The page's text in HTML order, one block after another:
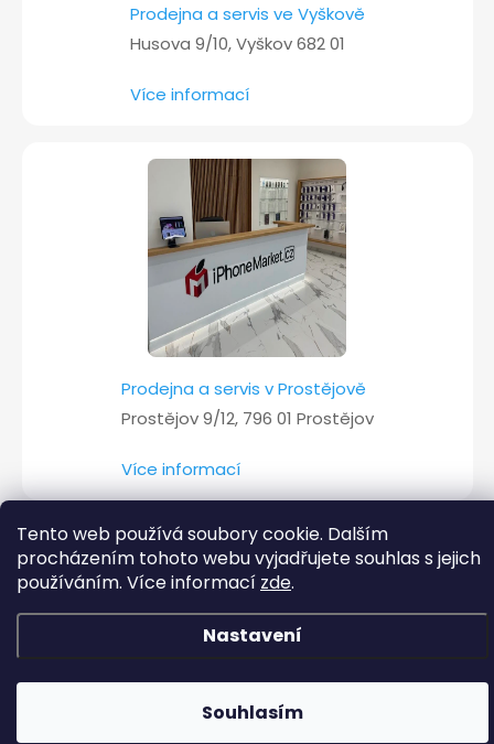
Tento web používá soubory cookie. Dalším
procházením tohoto webu vyjadřujete souhlas s jejich
používáním. Více informací zde.
Nastavení
Souhlasím
Prodejna a servis ve Vyškově
Husova 9/10, Vyškov 682 01
Více informací
Prodejna a servis v Prostějově
Prostějov 9/12, 796 01 Prostějov
Více informací
Vytvořil Shoptet
Copyright 2026iPhoneMarket.cz. Všechna práva vyhrazena.